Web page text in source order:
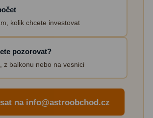
kolik chcete investovat
pozorovat?
z balkonu nebo na vesnici
na info@astroobchod.cz